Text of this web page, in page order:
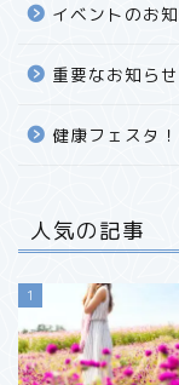
イベントのお
重要なお知らせ
健康フェスタ
人気の記事
1